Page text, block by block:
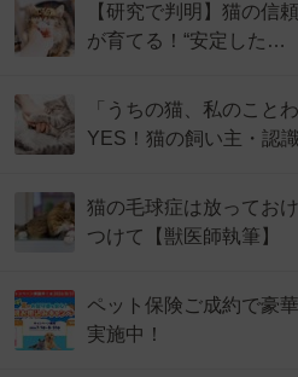
【研究で判明】猫の信
が育てる！“安定した…
「うちの猫、私のこと
YES！猫の飼い主・認
猫の毛球症は放ってお
つけて【獣医師執筆】
ペット保険ご成約で豪
実施中！